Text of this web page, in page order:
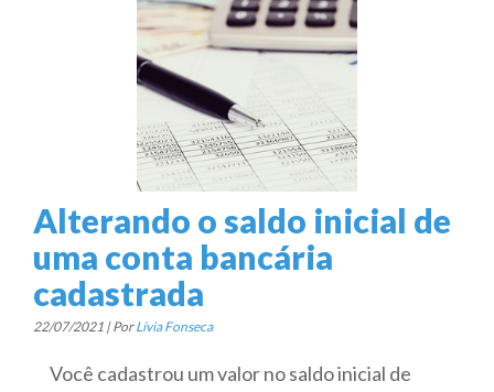
Alterando o saldo inicial de
uma conta bancária
cadastrada
22/07/2021 | PorLívia Fonseca
Você cadastrou um valor no saldo inicial de